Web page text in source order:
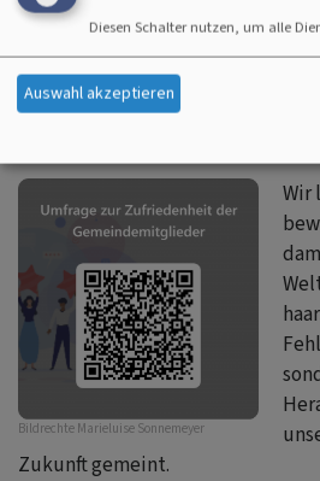
aus dem
Christuskirche
Bildrechte Marieluise Sonnemeyer
Wir
Zukunft gemeint.
Diesen Schalter nutzen, um alle
Auswahl akzeptieren